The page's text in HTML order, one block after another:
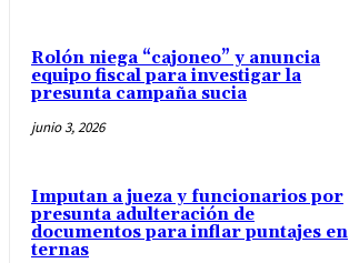
Rolón niega “cajoneo” y anuncia
equipo fiscal para investigar la
presunta campaña sucia
junio 3, 2026
Imputan a jueza y funcionarios por
presunta adulteración de
documentos para inflar puntajes en
ternas